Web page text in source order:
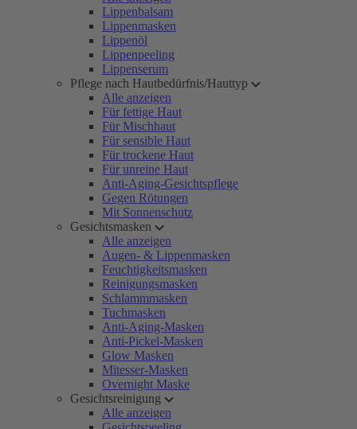
Lippenbalsam
Lippenmasken
Lippenöl
Lippenpeeling
Lippenserum
Pflege nach Hautbedürfnis/Hauttyp
Alle anzeigen
Für fettige Haut
Für Mischhaut
Für sensible Haut
Für trockene Haut
Für unreine Haut
Anti-Aging-Gesichtspflege
Gegen Rötungen
Mit Sonnenschutz
Gesichtsmasken
Alle anzeigen
Augen- & Lippenmasken
Feuchtigkeitsmasken
Reinigungsmasken
Schlammmasken
Tuchmasken
Anti-Aging-Masken
Anti-Pickel-Masken
Glow Masken
Mitesser-Masken
Overnight Maske
Gesichtsreinigung
Alle anzeigen